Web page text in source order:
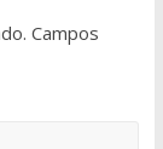
Campos